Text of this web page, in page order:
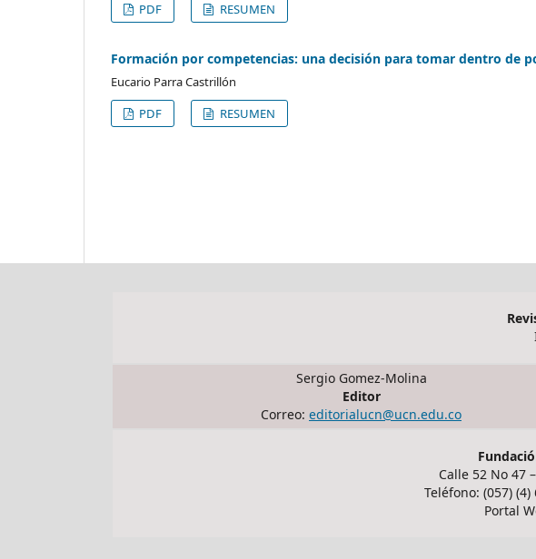
PDF
RESUMEN
Formación por competencias: una decisión para tomar dentro de
Eucario Parra Castrillón
PDF
RESUMEN
Sergio Gomez-Molina
Editor
Correo: editorialucn@ucn.edu.co
Calle 52 No 47
Teléfono: (057) (4)
Portal